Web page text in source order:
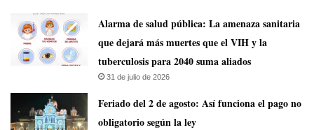
​Alarma de salud pública: La amenaza sanitaria
que dejará más muertes que el VIH y la
tuberculosis para 2040 suma aliados
31 de julio de 2026
Feriado del 2 de agosto: Así funciona el pago no
obligatorio según la ley